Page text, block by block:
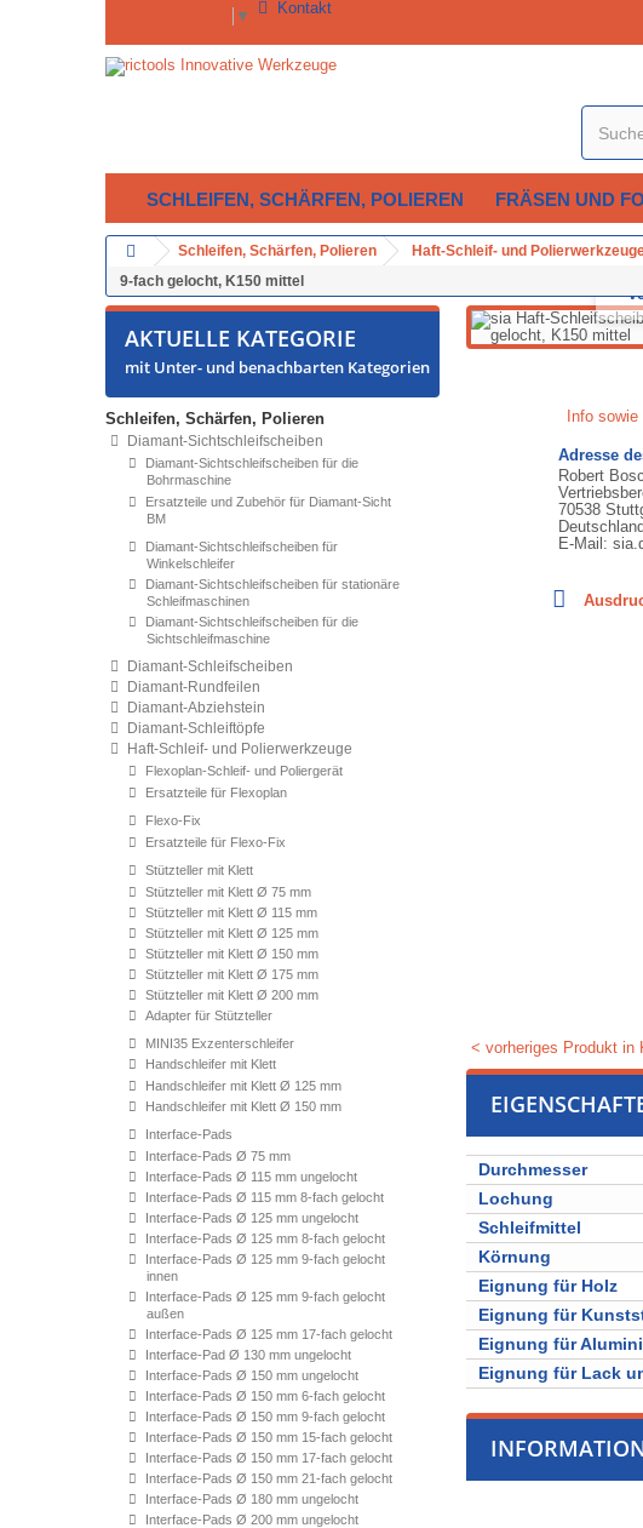
▼ Kontakt
SCHLEIFEN, SCHÄRFEN, POLIEREN FRÄSEN UND
Schleifen, Schärfen, Polieren Haft-Schleif- und
9-fach gelocht, K150 mittel
AKTUELLE KATEGORIE
mit Unter- und benachbarten Kategorien
Schleifen, Schärfen, Polieren
Diamant-Sichtschleifscheiben
Diamant-Sichtschleifscheiben für die
Bohrmaschine
Ersatzteile und Zubehör für Diamant-Sicht
BM
Diamant-Sichtschleifscheiben für
Winkelschleifer
Diamant-Sichtschleifscheiben für stationäre
Schleifmaschinen
Diamant-Sichtschleifscheiben für die
Sichtschleifmaschine
Diamant-Schleifscheiben
Diamant-Rundfeilen
Diamant-Abziehstein
Diamant-Schleiftöpfe
Haft-Schleif- und Polierwerkzeuge
Flexoplan-Schleif- und Poliergerät
Ersatzteile für Flexoplan
Flexo-Fix
Ersatzteile für Flexo-Fix
Stützteller mit Klett
Stützteller mit Klett Ø 75 mm
Stützteller mit Klett Ø 115 mm
Stützteller mit Klett Ø 125 mm
Stützteller mit Klett Ø 150 mm
Stützteller mit Klett Ø 175 mm
Stützteller mit Klett Ø 200 mm
Adapter für Stützteller
MINI35 Exzenterschleifer
Handschleifer mit Klett
Handschleifer mit Klett Ø 125 mm
Handschleifer mit Klett Ø 150 mm
Interface-Pads
Interface-Pads Ø 75 mm
Interface-Pads Ø 115 mm ungelocht
Interface-Pads Ø 115 mm 8-fach gelocht
Interface-Pads Ø 125 mm ungelocht
Interface-Pads Ø 125 mm 8-fach gelocht
Interface-Pads Ø 125 mm 9-fach gelocht
innen
Interface-Pads Ø 125 mm 9-fach gelocht
außen
Interface-Pads Ø 125 mm 17-fach gelocht
Interface-Pad Ø 130 mm ungelocht
Interface-Pads Ø 150 mm ungelocht
Interface-Pads Ø 150 mm 6-fach gelocht
Interface-Pads Ø 150 mm 9-fach gelocht
Interface-Pads Ø 150 mm 15-fach gelocht
Interface-Pads Ø 150 mm 17-fach gelocht
Interface-Pads Ø 150 mm 21-fach gelocht
Interface-Pads Ø 180 mm ungelocht
Interface-Pads Ø 200 mm ungelocht
Info
Adresse
Robert
70538
Deutschland
E-Mail:
< vorheriges Produkt in
Durchmesser
Lochung
Schleifmittel
Körnung
Eignung für Holz
Eignung für
Eignung für
Eignung für Lack